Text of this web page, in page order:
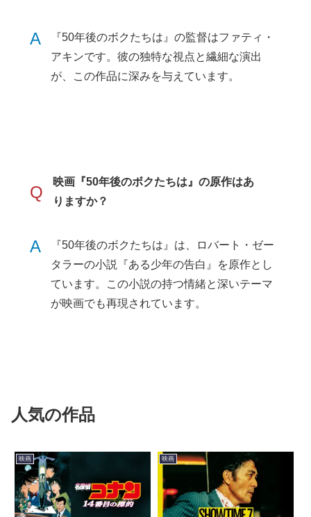
A
『50年後のボクたちは』の監督はファティ・
アキンです。彼の独特な視点と繊細な演出
が、この作品に深みを与えています。
Q
映画『50年後のボクたちは』の原作はあ
りますか？
A
『50年後のボクたちは』は、ロバート・ゼー
タラーの小説『ある少年の告白』を原作とし
ています。この小説の持つ情緒と深いテーマ
が映画でも再現されています。
人気の作品
映画 映画